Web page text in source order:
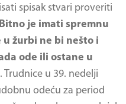
spisak stvari proveriti
Bitno je imati spremnu
žurbi ne bi nešto i
ode ili ostane u
. Trudnice u 39. nedelji
odeću za period